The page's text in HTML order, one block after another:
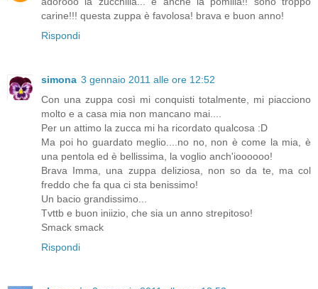
carine!!! questa zuppa è favolosa! brava e buon anno!
Rispondi
simona 3 gennaio 2011 alle ore 12:52
Con una zuppa così mi conquisti totalmente, mi piacciono
molto e a casa mia non mancano mai....
Per un attimo la zucca mi ha ricordato qualcosa :D
Ma poi ho guardato meglio....no no, non è come la mia, è
una pentola ed è bellissima, la voglio anch'ioooooo!
Brava Imma, una zuppa deliziosa, non so da te, ma col
freddo che fa qua ci sta benissimo!
Un bacio grandissimo...
Tvttb e buon iniizio, che sia un anno strepitoso!
Smack smack
Rispondi